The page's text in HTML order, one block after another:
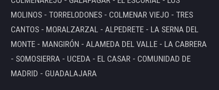
MOLINOS - TORRELODONES - COLMENAR VIEJO - TRES
CANTOS - MORALZARZAL - ALPEDRETE - LA SERNA DEL
MONTE - MANGIRÓN - ALAMEDA DEL VALLE - LA CABRERA
- SOMOSIERRA - UCEDA - EL CASAR - COMUNIDAD DE
MADRID - GUADALAJARA